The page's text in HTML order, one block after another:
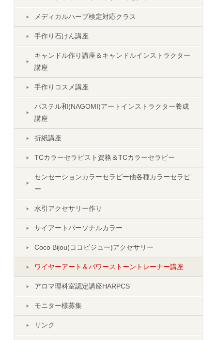
メディカルハーブ検定対応クラス
手作り石けん講座
キャンドル作り講座＆キャンドルインストラクター
講座
手作りコスメ講座
パステル和(NAGOMI)アートインストラクター養成
講座
折紙講座
TCカラーセラピスト資格＆TCカラーセラピー
センセーションカラーセラピー他各種カラーセラピ
ー
水引アクセサリー作り
サイアートパーソナルカラー
Coco Bijou(ココビジュー)アクセサリー
ワイヤーアート＆パワーストーントレーナー講座
アロマ理科室認定講座HARPCS
モニター様募集
リンク